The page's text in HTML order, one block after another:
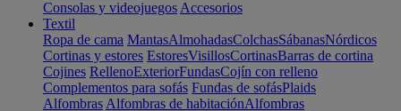
Consolas y videojuegos Accesorios
Textil
Ropa de cama MantasAlmohadasColchasSábanasNórdicos
Cortinas y estores EstoresVisillosCortinasBarras de cortina
Cojines RellenoExteriorFundasCojín con relleno
Complementos para sofás Fundas de sofásPlaids
Alfombras Alfombras de habitaciónAlfombras